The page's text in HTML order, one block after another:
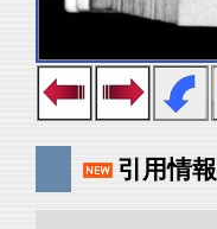
引用情報